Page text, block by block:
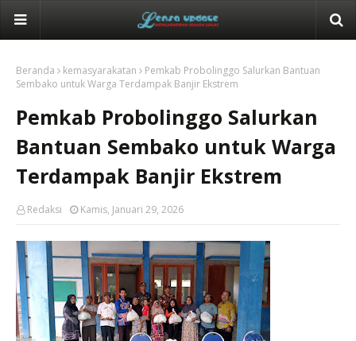
Beranda kemasyarakatan
Pemkab Probolinggo Salurkan Bantuan
Sembako untuk Warga Terdampak Banjir Ekstrem
Pemkab Probolinggo Salurkan
Bantuan Sembako untuk Warga
Terdampak Banjir Ekstrem
Redaksi Kamis, Januari 29, 2026